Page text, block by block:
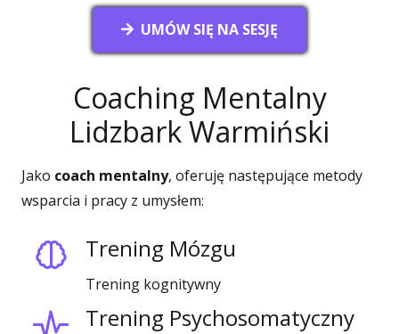
UMÓW SIĘ NA SESJĘ
Coaching Mentalny
Lidzbark Warmiński
Jako coach mentalny, oferuję następujące metody
wsparcia i pracy z umysłem:
Trening Mózgu
Trening kognitywny
Trening Psychosomatyczny